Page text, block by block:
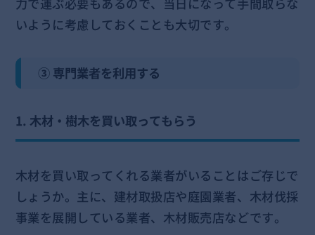
いように考慮しておくことも大切です。
③ 専門業者を利用する
1. 木材・樹木を買い取ってもらう
木材を買い取ってくれる業者がいることはご存じで
しょうか。主に、建材取扱店や庭園業者、木材伐採
事業を展開している業者、木材販売店などです。